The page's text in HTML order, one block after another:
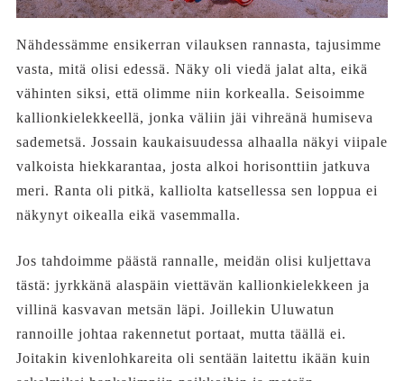
Nähdessämme ensikerran vilauksen rannasta, tajusimme
vasta, mitä olisi edessä. Näky oli viedä jalat alta, eikä
vähinten siksi, että olimme niin korkealla. Seisoimme
kallionkielekkeellä, jonka väliin jäi vihreänä humiseva
sademetsä. Jossain kaukaisuudessa alhaalla näkyi viipale
valkoista hiekkarantaa, josta alkoi horisonttiin jatkuva
meri. Ranta oli pitkä, kalliolta katsellessa sen loppua ei
näkynyt oikealla eikä vasemmalla.
Jos tahdoimme päästä rannalle, meidän olisi kuljettava
tästä: jyrkkänä alaspäin viettävän kallionkielekkeen ja
villinä kasvavan metsän läpi. Joillekin Uluwatun
rannoille johtaa rakennetut portaat, mutta täällä ei.
Joitakin kivenlohkareita oli sentään laitettu ikään kuin